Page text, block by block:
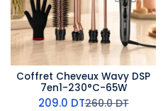
Coffret Cheveux Wavy DSP
7en1-230°C-65W
209.0 DT260.0DT